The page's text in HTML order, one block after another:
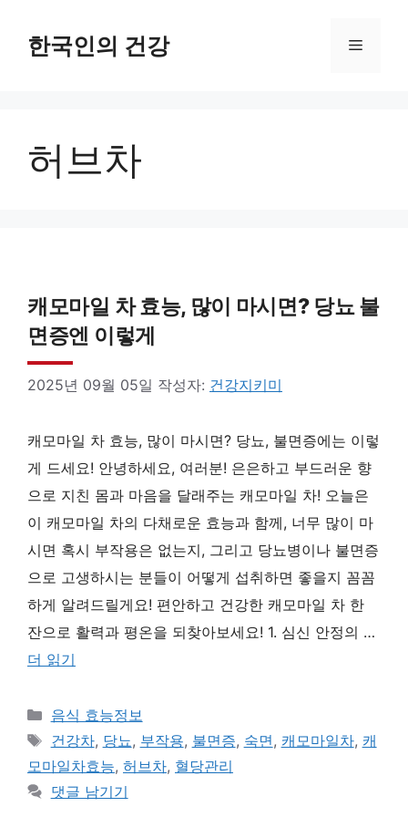
한국인의 건강 메
허브차
캐모마일 차 효능, 많이 마시면? 당뇨 불
면증엔 이렇게
2025년 09월 05일 작성자: 건강지키미
캐모마일 차 효능, 많이 마시면? 당뇨, 불면증에는 이렇
게 드세요! 안녕하세요, 여러분! 은은하고 부드러운 향
으로 지친 몸과 마음을 달래주는 캐모마일 차! 오늘은
이 캐모마일 차의 다채로운 효능과 함께, 너무 많이 마
시면 혹시 부작용은 없는지, 그리고 당뇨병이나 불면증
으로 고생하시는 분들이 어떻게 섭취하면 좋을지 꼼꼼
하게 알려드릴게요! 편안하고 건강한 캐모마일 차 한
잔으로 활력과 평온을 되찾아보세요! 1. 심신 안정의 …
더 읽기
카
테
고
리
음식 효능정보
태
그
건강차, 당뇨, 부작용, 불면증, 숙면, 캐모마일차, 캐
모마일차효능, 허브차, 혈당관리
댓글 남기기